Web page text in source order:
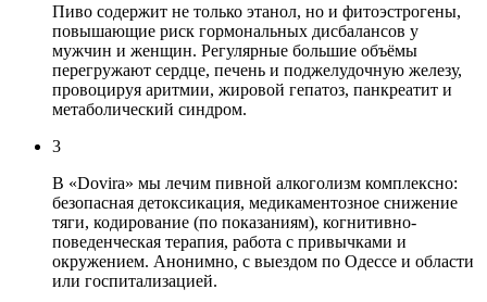
Пиво содержит не только этанол, но и фитоэстрогены,
повышающие риск гормональных дисбалансов у
мужчин и женщин. Регулярные большие объёмы
перегружают сердце, печень и поджелудочную железу,
провоцируя аритмии, жировой гепатоз, панкреатит и
метаболический синдром.
3
В «Dovira» мы лечим пивной алкоголизм комплексно:
безопасная детоксикация, медикаментозное снижение
тяги, кодирование (по показаниям), когнитивно-
поведенческая терапия, работа с привычками и
окружением. Анонимно, с выездом по Одессе и области
или госпитализацией.